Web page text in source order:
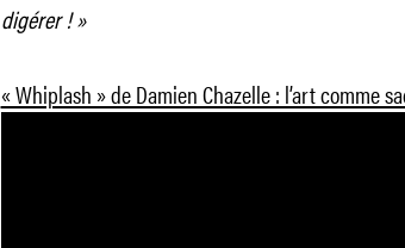
digérer ! »
« Whiplash » de Damien Chazelle : l’art comme